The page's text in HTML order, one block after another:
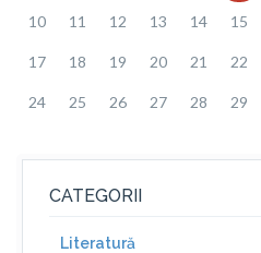
10 11 12 13 14 15
17 18 19 20 21 22
24 25 26 27 28 29
CATEGORII
Literatură